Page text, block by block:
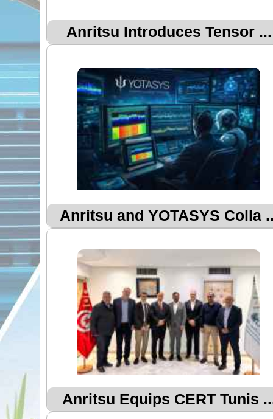
Anritsu Introduces Tensor ...
Anritsu and YOTASYS Colla
Anritsu Equips CERT Tunis